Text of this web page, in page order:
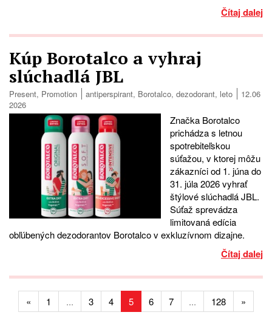
Čítaj dalej
Kúp Borotalco a vyhraj
slúchadlá JBL
Present, Promotion antiperspirant, Borotalco, dezodorant, leto
12.06
2026
Značka Borotalco
prichádza s letnou
spotrebiteľskou
súťažou, v ktorej môžu
zákazníci od 1. júna do
31. júla 2026 vyhrať
štýlové slúchadlá JBL.
Súťaž sprevádza
limitovaná edícia
obľúbených dezodorantov Borotalco v exkluzívnom dizajne.
Čítaj dalej
« 1 ... 3 4 5 6 7 ... 128 »